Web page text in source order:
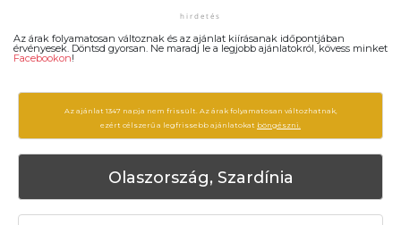
Az árak folyamatosan változnak és az ajánlat kiírásanak időpontjában
érvényesek. Döntsd gyorsan. Ne maradj le a legjobb ajánlatokról, kövess minket
Facebookon!
Az ajánlat 1347 napja nem frissült. Az árak folyamatosan változhatnak,
ezért célszerű a legfrissebb ajánlatokat böngészni.
Olaszország, Szardínia